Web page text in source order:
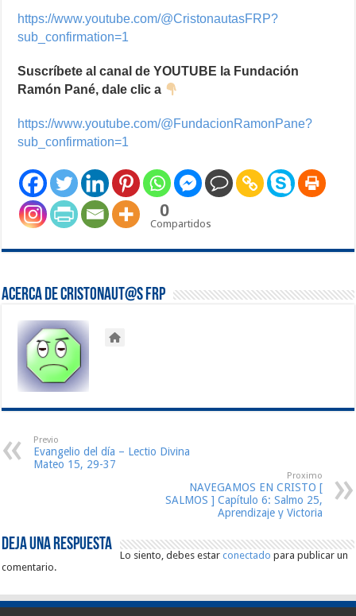
https://www.youtube.com/@CristonautasFRP?
sub_confirmation=1
Suscríbete al canal de YOUTUBE la Fundación
Ramón Pané, dale clic a
https://www.youtube.com/@FundacionRamonPane?
sub_confirmation=1
0
Compartidos
Acerca de Cristonaut@s FRP
Previo
Evangelio del día – Lectio Divina
Mateo 15, 29-37
Proximo
NAVEGAMOS EN CRISTO [
SALMOS ] Capítulo 6: Salmo 25,
Aprendizaje y Victoria
Deja una respuesta
Lo siento, debes estarconectado para publicar un
comentario.